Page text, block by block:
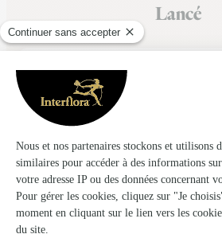
Lancé
★ ★ ★ ★ ★
pleinement satisfait car ayant
pleinement satisfait car ayant
deux agences, l adresse donnée ce
bonne , malgré ça le livreur ( au top ) a
19/02/2026